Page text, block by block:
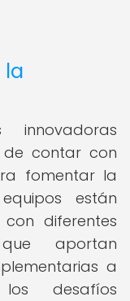
la
contar con
fomentar la
están
diferentes
aportan
a
desafíos